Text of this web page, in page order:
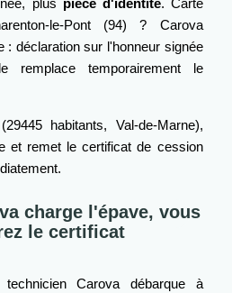
plus pièce d'identité. Carte
le-Pont (94) ? Carova
: déclaration sur l'honneur signée
remplace temporairement le
habitants, Val-de-Marne),
et remet le certificat de cession
charge l'épave, vous
le certificat
Carova débarque à